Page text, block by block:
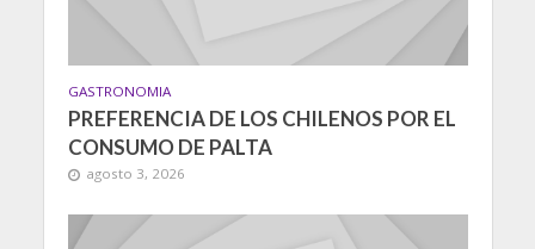
GASTRONOMIA
PREFERENCIA DE LOS CHILENOS POR EL
CONSUMO DE PALTA
agosto 3, 2026